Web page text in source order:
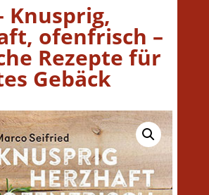
Knusprig,
ofenfrisch –
Rezepte für
Gebäck